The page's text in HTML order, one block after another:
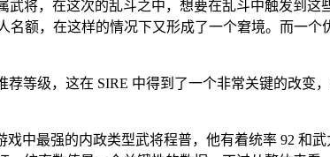
将，在这次的乱斗之中，想要在乱斗中触发到
额，在这样的情况下又形成了一个窘境。而一
等级，这在 SIRE 中得到了一个非常关键的改变
中最强的内政类型武将程普，他有着统率 92 和